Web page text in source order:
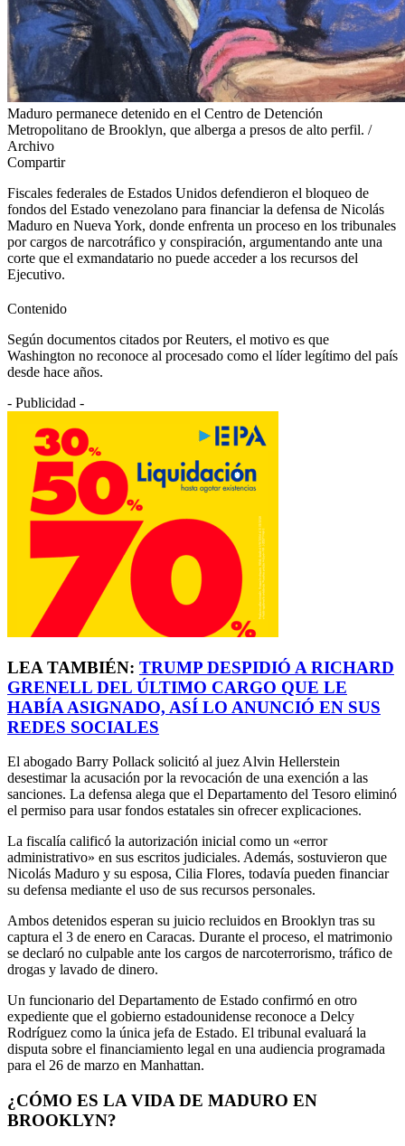
Maduro permanece detenido en el Centro de Detención
Metropolitano de Brooklyn, que alberga a presos de alto perfil. /
Archivo
Compartir
Fiscales federales de Estados Unidos defendieron el bloqueo de
fondos del Estado venezolano para financiar la defensa de Nicolás
Maduro en Nueva York, donde enfrenta un proceso en los tribunales
por cargos de narcotráfico y conspiración, argumentando ante una
corte que el exmandatario no puede acceder a los recursos del
Ejecutivo.
Contenido
Según documentos citados por Reuters, el motivo es que
Washington no reconoce al procesado como el líder legítimo del país
desde hace años.
- Publicidad -
LEA TAMBIÉN: TRUMP DESPIDIÓ A RICHARD
GRENELL DEL ÚLTIMO CARGO QUE LE
HABÍA ASIGNADO, ASÍ LO ANUNCIÓ EN SUS
REDES SOCIALES
El abogado Barry Pollack solicitó al juez Alvin Hellerstein
desestimar la acusación por la revocación de una exención a las
sanciones. La defensa alega que el Departamento del Tesoro eliminó
el permiso para usar fondos estatales sin ofrecer explicaciones.
La fiscalía calificó la autorización inicial como un «error
administrativo» en sus escritos judiciales. Además, sostuvieron que
Nicolás Maduro y su esposa, Cilia Flores, todavía pueden financiar
su defensa mediante el uso de sus recursos personales.
Ambos detenidos esperan su juicio recluidos en Brooklyn tras su
captura el 3 de enero en Caracas. Durante el proceso, el matrimonio
se declaró no culpable ante los cargos de narcoterrorismo, tráfico de
drogas y lavado de dinero.
Un funcionario del Departamento de Estado confirmó en otro
expediente que el gobierno estadounidense reconoce a Delcy
Rodríguez como la única jefa de Estado. El tribunal evaluará la
disputa sobre el financiamiento legal en una audiencia programada
para el 26 de marzo en Manhattan.
¿CÓMO ES LA VIDA DE MADURO EN
BROOKLYN?